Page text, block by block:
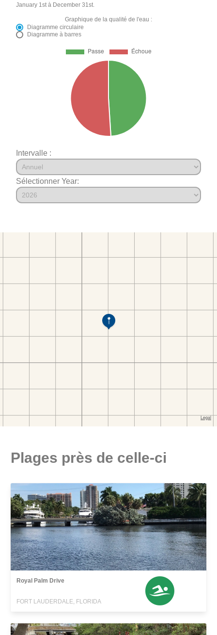
January 1st à December 31st.
Graphique de la qualité de l'eau :
Diagramme circulaire
Diagramme à barres
Intervalle :
Sélectionner Year:
Plages près de celle-ci
Royal Palm Drive
FORT LAUDERDALE, FLORIDA